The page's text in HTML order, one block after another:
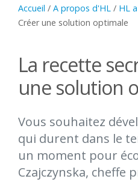
Accueil / A propos d'HL / HL
Créer une solution optimale
La recette
une solution
Vous souhaitez
qui durent dans le
un moment pour
Czajczynska, cheffe